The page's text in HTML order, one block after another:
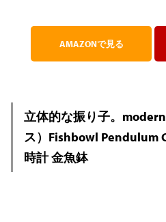
AMAZONで見る
立体的な振り子。
ス）Fishbowl Pendulum
時計 金魚鉢